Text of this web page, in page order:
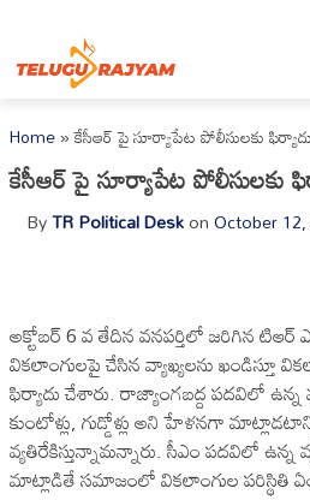
Home»కేసీఆర్ పై సూర్యాపేట పోలీసులకు ఫిర్యాదు
కేసీఆర్ పై సూర్యాపేట పోలీసులకు
ByTR Political DeskonOctober
అక్టోబర్ 6 వ తేదిన వనపర్తిలో జరిగిన
వికలాంగులపై చేసిన వ్యాఖ్యలను ఖండిస్తూ
ఫిర్యాదు చేశారు. రాజ్యాంగబద్ద పదవిలో ఉన్న
కుంటోళ్లు, గుడ్డోళ్లు అని హేళనగా
వ్యతిరేకిస్తున్నామన్నారు. సీఎం పదవిలో ఉన్న
మాట్లాడితే సమాజంలో వికలాంగుల పరిస్థితి